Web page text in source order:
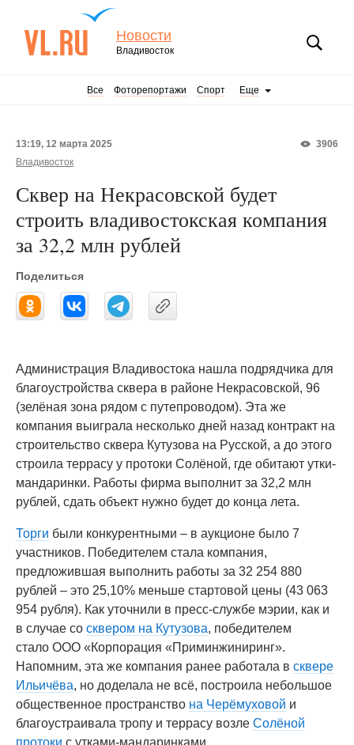
Новости
Владивосток
Все Фоторепортажи Спорт Еще
3906
13:19, 12 марта 2025
Владивосток
Сквер на Некрасовской будет
строить владивостокская компания
за 32,2 млн рублей
Поделиться
Администрация Владивостока нашла подрядчика для
благоустройства сквера в районе Некрасовской, 96
(зелёная зона рядом с путепроводом). Эта же
компания выиграла несколько дней назад контракт на
строительство сквера Кутузова на Русской, а до этого
строила террасу у протоки Солёной, где обитают утки-
мандаринки. Работы фирма выполнит за 32,2 млн
рублей, сдать объект нужно будет до конца лета.
Торги были конкурентными – в аукционе было 7
участников. Победителем стала компания,
предложившая выполнить работы за 32 254 880
рублей – это 25,10% меньше стартовой цены (43 063
954 рубля). Как уточнили в пресс-службе мэрии, как и
в случае со сквером на Кутузова, победителем
стало ООО «Корпорация «Приминжиниринг».
Напомним, эта же компания ранее работала в сквере
Ильичёва, но доделала не всё, построила небольшое
общественное пространство на Черёмуховой и
благоустраивала тропу и террасу возле Солёной
протоки с утками-мандаринками.